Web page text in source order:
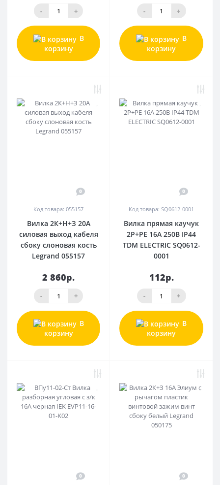
- +
В
корзину
- +
В
корзину
0
Код товара: 055157
Вилка 2К+Н+З 20А
силовая выход кабеля
сбоку слоновая кость
Legrand 055157
2 860р.
- +
В
корзину
0
Код товара: SQ0612-0001
Вилка прямая каучук
2Р+РЕ 16А 250В IP44
TDM ELECTRIC SQ0612-
0001
112р.
- +
В
корзину
0 0